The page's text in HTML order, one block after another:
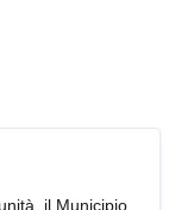
il Municipio